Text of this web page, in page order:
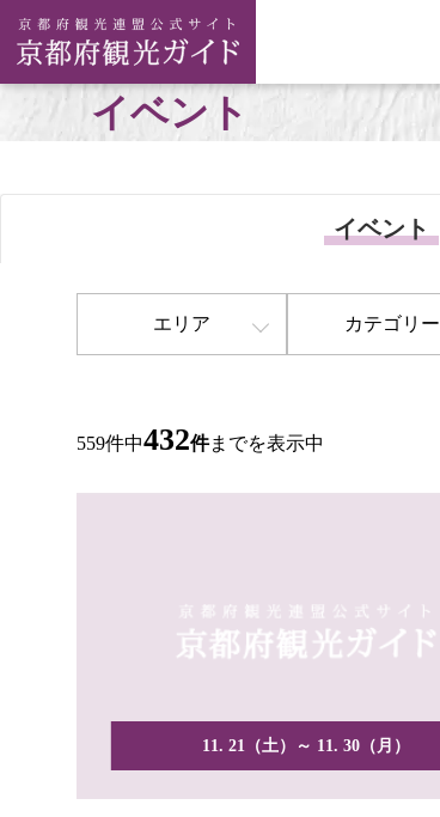
イベント
イベント
エリア カテゴリー
559件中432件までを表示中
11. 21（土）～ 11. 30（月）